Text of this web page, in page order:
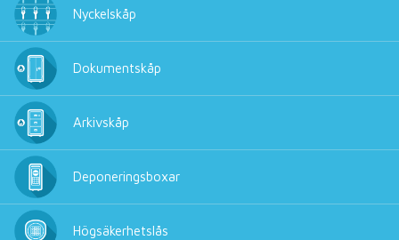
Nyckelskåp
Dokumentskåp
Arkivskåp
Deponeringsboxar
Högsäkerhetslås